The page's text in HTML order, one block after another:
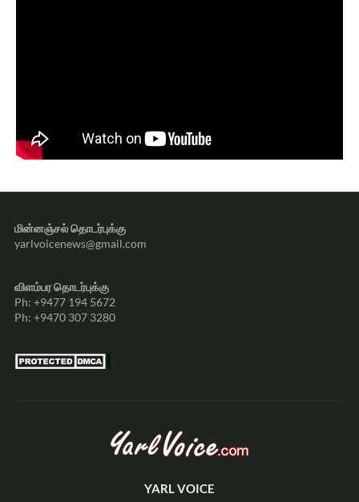
மின்னஞ்சல் தொடர்புக்கு
yarlvoicenews@gmail.com
விளம்பர தொடர்புக்கு
Ph: +9477 194 5672
Ph: +9470 307 3280
YARL VOICE